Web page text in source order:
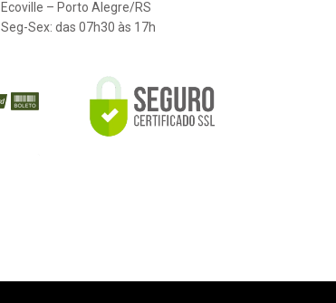
Ecoville – Porto Alegre/RS
Seg-Sex: das 07h30 às 17h